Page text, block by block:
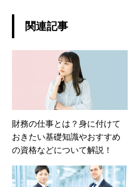
関連記事
財務の仕事とは？身に付けて
おきたい基礎知識やおすすめ
の資格などについて解説！